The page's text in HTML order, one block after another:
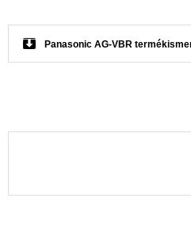
Panasonic AG-VBR